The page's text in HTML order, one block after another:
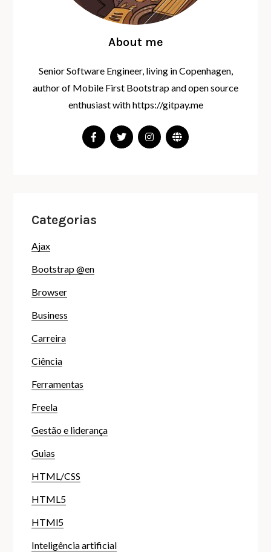
About me
Senior Software Engineer, living in Copenhagen,
author of Mobile First Bootstrap and open source
enthusiast with https://gitpay.me
Categorias
Ajax
Bootstrap @en
Browser
Business
Carreira
Ciência
Ferramentas
Freela
Gestão e liderança
Guias
HTML/CSS
HTML5
HTMl5
Inteligência artificial